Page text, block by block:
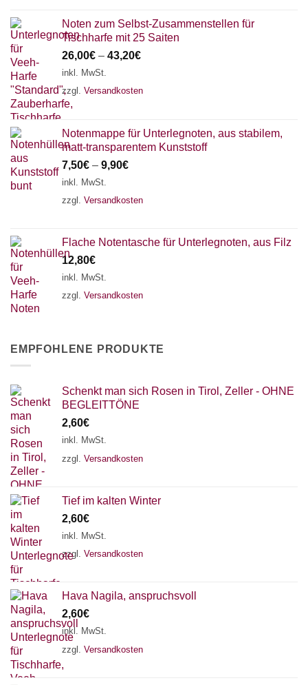
Noten zum Selbst-Zusammenstellen für
Tischharfe mit 25 Saiten
26,00€ – 43,20€
inkl. MwSt.
zzgl. Versandkosten
Notenmappe für Unterlegnoten, aus stabilem,
matt-transparentem Kunststoff
7,50€ – 9,90€
inkl. MwSt.
zzgl. Versandkosten
Flache Notentasche für Unterlegnoten, aus Filz
12,80€
inkl. MwSt.
zzgl. Versandkosten
EMPFOHLENE PRODUKTE
Schenkt man sich Rosen in Tirol, Zeller - OHNE
BEGLEITTÖNE
2,60€
inkl. MwSt.
zzgl. Versandkosten
Tief im kalten Winter
2,60€
inkl. MwSt.
zzgl. Versandkosten
Hava Nagila, anspruchsvoll
2,60€
inkl. MwSt.
zzgl. Versandkosten